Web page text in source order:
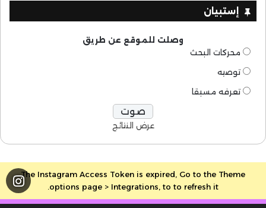
إستبيان
وصلت للموقع عن طريق
محركات البحث
توصيه
تعرفه مسبقا
عرض النتائج
The Instagram Access Token is expired, Go to the Theme
options page > Integrations, to to refresh it.